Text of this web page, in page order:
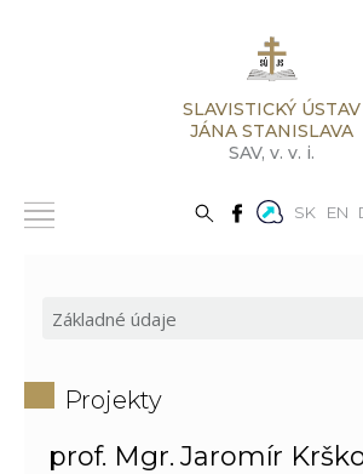
SLAVISTICKÝ ÚSTAV
JÁNA STANISLAVA
SAV, v. v. i.
EN
SK
Projekty
prof. Mgr. Jaromír